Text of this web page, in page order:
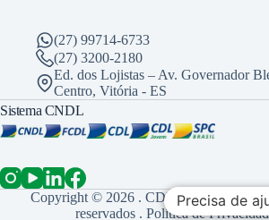
(27) 99714-6733
(27) 3200-2180
Ed. dos Lojistas – Av. Governador
Centro, Vitória - ES
Sistema CNDL
Copyright © 2026 . CDL Vitória . Todos
reservados . Política de
Precisa de